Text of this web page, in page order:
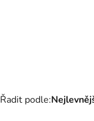
Řadit podle: